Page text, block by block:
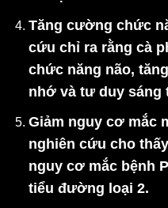
Tăng cường chức
cứu chỉ ra rằng cà
chức năng não,
nhớ và tư duy sáng
Giảm nguy cơ mắc
nghiên cứu cho
nguy cơ mắc bệnh
tiểu đường loại 2.